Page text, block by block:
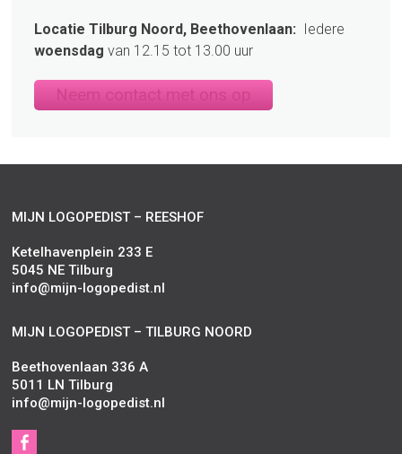
Locatie Tilburg Noord, Beethovenlaan: Iedere
woensdag van 12.15 tot 13.00 uur
Neem contact met ons op
MIJN LOGOPEDIST – REESHOF
Ketelhavenplein 233 E
5045 NE Tilburg
info@mijn-logopedist.nl
MIJN LOGOPEDIST – TILBURG NOORD
Beethovenlaan 336 A
5011 LN Tilburg
info@mijn-logopedist.nl
S